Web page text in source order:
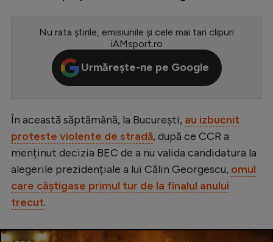
Premier League
Serie A
Ligue 1
Campionate
Starurile fotbalului
EURO 2024
Clasamente
Nu rata știrile, emisiunile și cele mai tari clipuri
iAMsport.ro
Urmărește-ne pe Google
În această săptămână, la București, au izbucnit
proteste violente de stradă, după ce CCR a
menținut decizia BEC de a nu valida candidatura la
alegerile prezidențiale a lui Călin Georgescu, omul
care câștigase primul tur de la finalul anului
trecut.